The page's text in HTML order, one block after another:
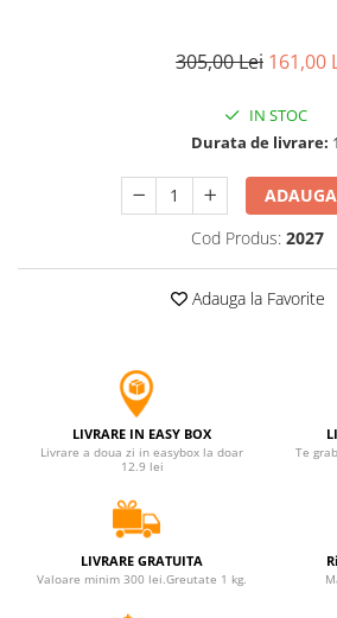
Costume si seturi pentru copii
Accesorii costume copii
Plusuri roblox, rainbow friend
Instrumente muzicale de jucarie
Gaming, Carti & Birotica
Costume Halloween copii
Costume spiderman
ACCESORII & DIVERSE
Accesorii decorative
305,00 Lei 161,00
IN STOC
Durata de livrare: 1
Cod Produs: 2027
Adauga la Favorite
LIVRARE IN EASY BOX
Livrare a doua zi in easybox la doar
12.9 lei
Te
LIVRARE GRATUITA
Valoare minim 300 lei.Greutate 1 kg.